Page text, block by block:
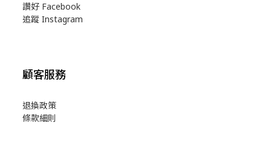
讚好 Facebook
追蹤 Instagram
顧客服務
退換政策
條款細則